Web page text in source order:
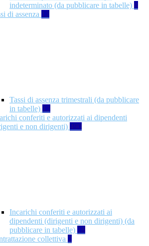
indeterminato (da pubblicare in tabelle) 8
di assenza 12
Tassi di assenza trimestrali (da pubblicare
in tabelle) 12
conferiti e autorizzati ai dipendenti
e non dirigenti) 490
Incarichi conferiti e autorizzati ai
dipendenti (dirigenti e non dirigenti) (da
pubblicare in tabelle) 18
collettiva 2